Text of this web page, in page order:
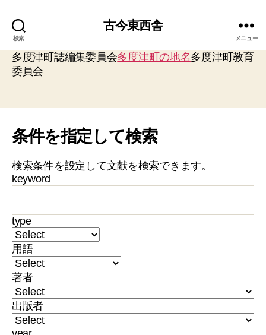
検索
古今東西舎
メニュー
多度津町誌編集委員会多度津町の地名多度津町教育
委員会
条件を指定して検索
検索条件を設定して文献を検索できます。
keyword
type
用語
著者
出版者